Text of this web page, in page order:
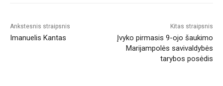
Ankstesnis straipsnis
Imanuelis Kantas
Kitas straipsnis
Įvyko pirmasis 9-ojo šaukimo
Marijampolės savivaldybės
tarybos posėdis